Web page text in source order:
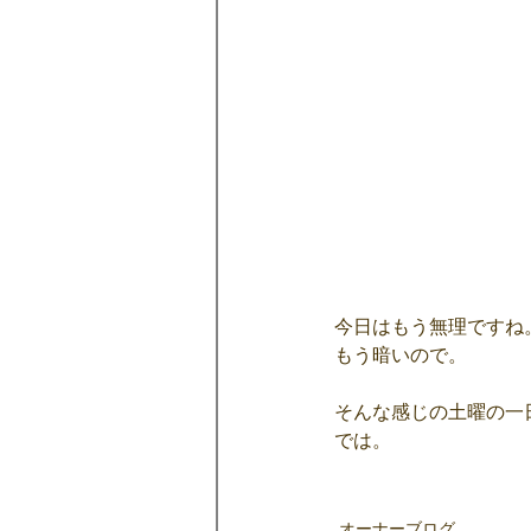
今日はもう無理ですね
もう暗いので。
そんな感じの土曜の一
では。